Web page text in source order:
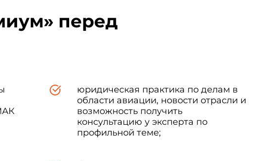
перед
юридическая практика по делам в
области авиации, новости отрасли и
возможность получить
консультацию у эксперта по
профильной теме;